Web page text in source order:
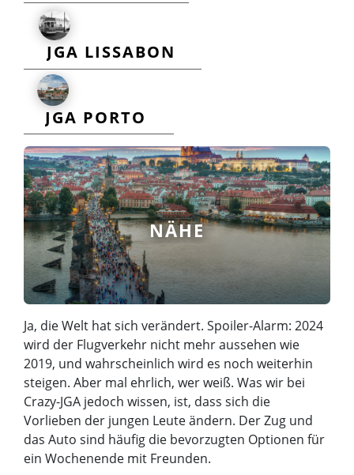
JGA LISSABON
JGA PORTO
NÄHE
Ja, die Welt hat sich verändert. Spoiler-Alarm: 2024
wird der Flugverkehr nicht mehr aussehen wie
2019, und wahrscheinlich wird es noch weiterhin
steigen. Aber mal ehrlich, wer weiß. Was wir bei
Crazy-JGA jedoch wissen, ist, dass sich die
Vorlieben der jungen Leute ändern. Der Zug und
das Auto sind häufig die bevorzugten Optionen für
ein Wochenende mit Freunden.